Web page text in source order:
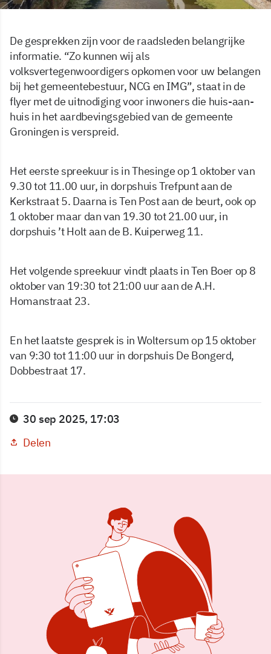
De gesprekken zijn voor de raadsleden belangrijke
informatie. “Zo kunnen wij als
volksvertegenwoordigers opkomen voor uw belangen
bij het gemeentebestuur, NCG en IMG”, staat in de
flyer met de uitnodiging voor inwoners die huis-aan-
huis in het aardbevingsgebied van de gemeente
Groningen is verspreid.
Het eerste spreekuur is in Thesinge op 1 oktober van
9.30 tot 11.00 uur, in dorpshuis Trefpunt aan de
Kerkstraat 5. Daarna is Ten Post aan de beurt, ook op
1 oktober maar dan van 19.30 tot 21.00 uur, in
dorpshuis ’t Holt aan de B. Kuiperweg 11.
Het volgende spreekuur vindt plaats in Ten Boer op 8
oktober van 19:30 tot 21:00 uur aan de A.H.
Homanstraat 23.
En het laatste gesprek is in Woltersum op 15 oktober
van 9:30 tot 11:00 uur in dorpshuis De Bongerd,
Dobbestraat 17.
30 sep 2025, 17:03
Delen